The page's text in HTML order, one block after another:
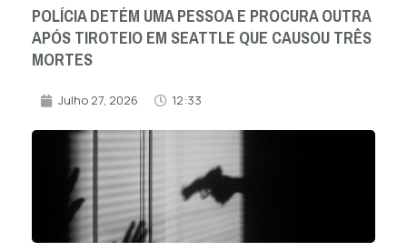
POLÍCIA DETÉM UMA PESSOA E PROCURA OUTRA
APÓS TIROTEIO EM SEATTLE QUE CAUSOU TRÊS
MORTES
Julho 27, 2026 12:33